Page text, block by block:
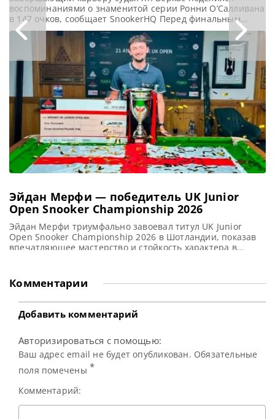
воспоминаниями о знаменитой серии Ронни О’Салливана
в 147 очков, сообщает SnookerHQ Перед финальным
матчем Saudi Arabia Masters, в котором должны были
встретиться Нил Робертсон и Ронни О’Салливан, мир
снукера узнал о завершении карьеры известного рефери
Яна Верхаса. Голландский судья, начавший свою карьеру
в 1991 году, за годы работы стал
Эйдан Мерфи — победитель UK Junior
Open Snooker Championship 2026
Эйдан Мерфи триумфально завоевал титул UK Junior
Open Snooker Championship 2026 в Шотландии, показав
впечатляющее мастерство и стойкость характера в
Junior Open Snooker Championship 2026. Это третий по
счету престижный турнир, который состоялся в
Шотландии на прошлых выходных. В напряженном
финальном поединке,
Комментарии
Добавить комментарий
Авторизироваться с помощью:
Ваш адрес email не будет опубликован. Обязательные
поля помечены *
Комментарий: